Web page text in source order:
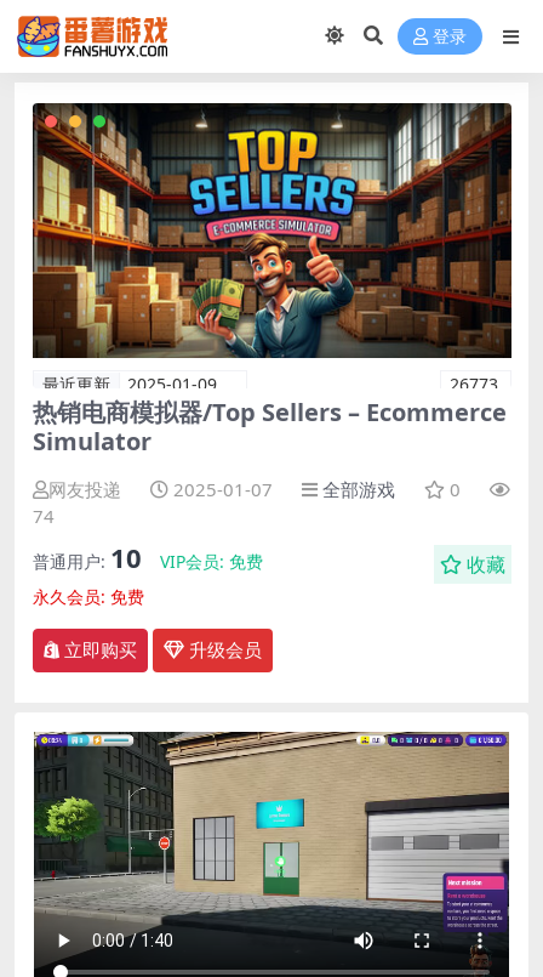
登录
最近更新 2025-01-09 26773
热销电商模拟器/Top Sellers – Ecommerce
Simulator
网友投递 2025-01-07 全部游戏
0
74
普通用户: 10 VIP会员: 免费
永久会员: 免费
收藏
立即购买 升级会员